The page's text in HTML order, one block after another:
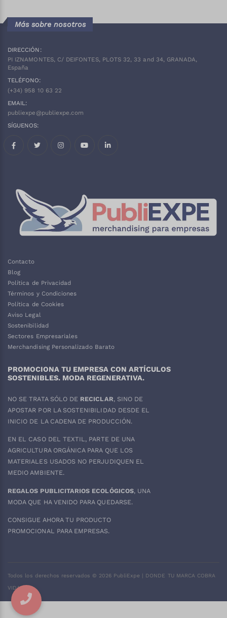
Más sobre nosotros
DIRECCIÓN:
PI IZNAMONTES, C/ DEIFONTES, PLOTS 32, 33 and 34, GRANADA,
España
TELÉFONO:
(+34) 958 10 63 22
EMAIL:
publiexpe@publiexpe.com
SÍGUENOS:
Contacto
Blog
Política de Privacidad
Términos y Condiciones
Política de Cookies
Aviso Legal
Sostenibilidad
Sectores Empresariales
Merchandising Personalizado Barato
PROMOCIONA TU EMPRESA CON ARTÍCULOS
SOSTENIBLES. MODA REGENERATIVA.
NO SE TRATA SÓLO DE RECICLAR, SINO DE
APOSTAR POR LA SOSTENIBILIDAD DESDE EL
INICIO DE LA CADENA DE PRODUCCIÓN.
EN EL CASO DEL TEXTIL, PARTE DE UNA
AGRICULTURA ORGÁNICA PARA QUE LOS
MATERIALES USADOS NO PERJUDIQUEN EL
MEDIO AMBIENTE.
REGALOS PUBLICITARIOS ECOLÓGICOS, UNA
MODA QUE HA VENIDO PARA QUEDARSE.
CONSIGUE AHORA TU PRODUCTO
PROMOCIONAL PARA EMPRESAS.
Todos los derechos reservados © 2026 PubliExpe | DONDE TU MARCA COBRA
VIDA